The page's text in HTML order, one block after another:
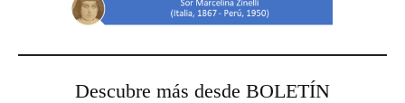
Descubre más desde BOLETÍN